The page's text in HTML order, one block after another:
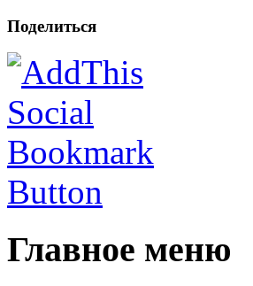
Поделиться
Главное меню